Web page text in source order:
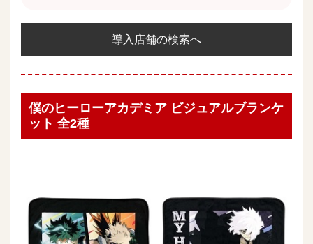
導入店舗の検索へ
僕のヒーローアカデミア ビジュアルブランケ
ット 全2種